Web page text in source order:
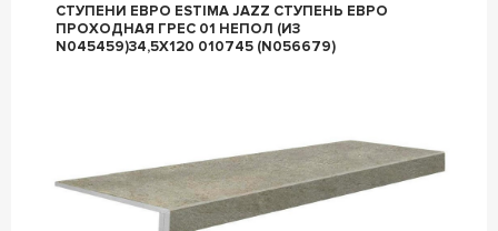
СТУПЕНИ ЕВРО ESTIMA JAZZ СТУПЕНЬ ЕВРО
ПРОХОДНАЯ ГРЕС 01 НЕПОЛ (ИЗ
N045459)34,5X120 010745 (N056679)